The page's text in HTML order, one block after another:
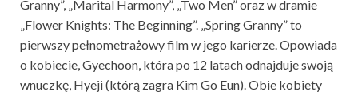
Granny”, „Marital Harmony”, „Two Men” oraz w dramie
„Flower Knights: The Beginning”. „Spring Granny” to
pierwszy pełnometrażowy film w jego karierze. Opowiada
o kobiecie, Gyechoon, która po 12 latach odnajduje swoją
wnuczkę, Hyeji (którą zagra Kim Go Eun). Obie kobiety